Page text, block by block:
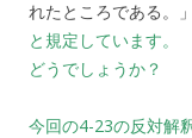
れたところである。」
と規定しています。
どうでしょうか？
今回の4-23の反対解